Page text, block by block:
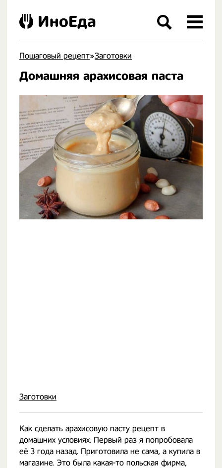
Пошаговый рецепт»Заготовки
Домашняя арахисовая паста
Заготовки
Как сделать арахисовую пасту рецепт в
домашних условиях. Первый раз я попробовала
её 3 года назад. Приготовила не сама, а купила в
магазине. Это была какая-то польская фирма,
ИноЕда